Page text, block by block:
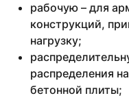
рабочую – для
конструкций,
нагрузку;
распределения
бетонной плиты;